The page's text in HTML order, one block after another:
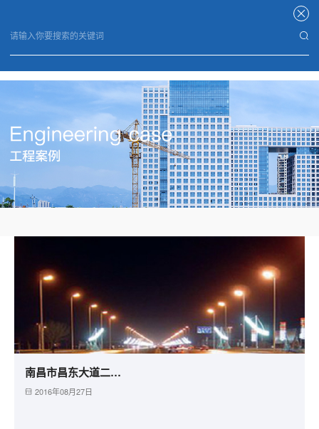
南昌市昌东大道二期照明工程
2016年08月27日